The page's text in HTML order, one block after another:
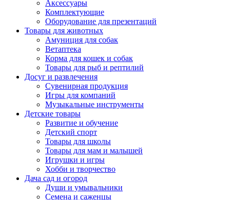
Аксессуары
Комплектующие
Оборудование для презентаций
Товары для животных
Амуниция для собак
Ветаптека
Корма для кошек и собак
Товары для рыб и рептилий
Досуг и развлечения
Сувенирная продукция
Игры для компаний
Музыкальные инструменты
Детские товары
Развитие и обучение
Детский спорт
Товары для школы
Товары для мам и малышей
Игрушки и игры
Хобби и творчество
Дача сад и огород
Души и умывальники
Семена и саженцы